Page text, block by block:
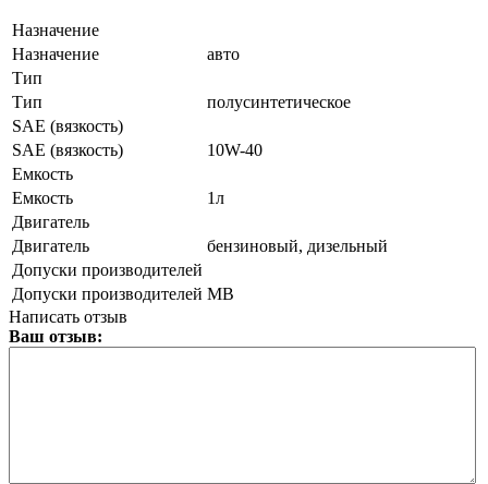
Назначение
Назначение
авто
Тип
Тип
полусинтетическое
SAE (вязкость)
SAE (вязкость)
10W-40
Емкость
Емкость
1л
Двигатель
Двигатель
бензиновый, дизельный
Допуски производителей
Допуски производителей MB
Написать отзыв
Ваш отзыв: